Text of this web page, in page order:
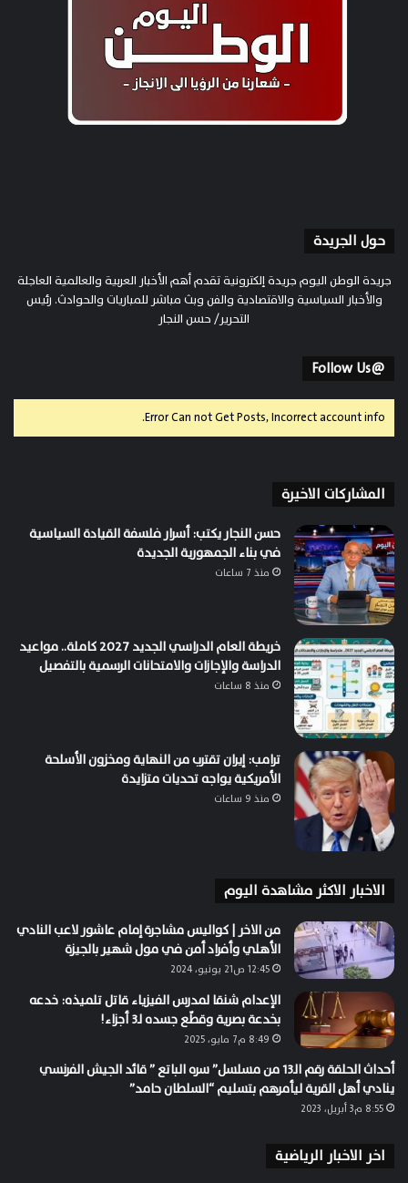
حول الجريدة
جريدة الوطن اليوم جريدة إلكترونية تقدم أهم الأخبار العربية والعالمية العاجلة
والأخبار السياسية والاقتصادية والفن وبث مباشر للمباريات والحوادث. رئيس
التحرير/ حسن النجار
@Follow Us
Error Can not Get Posts, Incorrect account info.
المشاركات الاخيرة
حسن النجار يكتب: أسرار فلسفة القيادة السياسية
في بناء الجمهورية الجديدة
منذ 7 ساعات
خريطة العام الدراسي الجديد 2027 كاملة.. مواعيد
الدراسة والإجازات والامتحانات الرسمية بالتفصيل
منذ 8 ساعات
ترامب: إيران تقترب من النهاية ومخزون الأسلحة
الأمريكية يواجه تحديات متزايدة
منذ 9 ساعات
الاخبار الاكثر مشاهدة اليوم
من الاخر | كواليس مشاجرة إمام عاشور لاعب النادي
الأهلي وأفراد أمن في مول شهير بالجيزة
12:45 ص21 يونيو، 2024
الإعدام شنقا لمدرس الفيزياء قاتل تلميذه: خدعه
بخدعة بصرية وقطّع جسده لـ3 أجزاء!
8:49 م7 مايو، 2025
أحداث الحلقة رقم الـ13 من مسلسل” سره الباتع ” قائد الجيش الفرنسي
ينادي أهل القرية ليأمرهم بتسليم “السلطان حامد”
8:55 م3 أبريل، 2023
اخر الاخبار الرياضية